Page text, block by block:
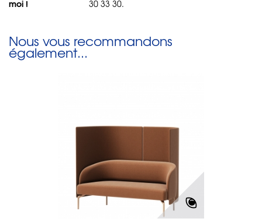
moi !
30 33 30.
Nous vous recommandons
également...